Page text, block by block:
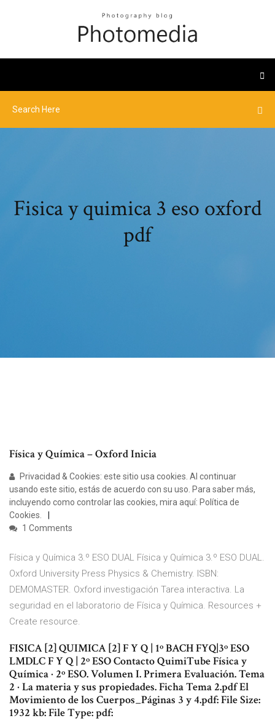
Fisica y quimica 3 eso oxford
pdf
Física y Química – Oxford Inicia
Privacidad & Cookies: este sitio usa cookies. Al continuar
usando este sitio, estás de acuerdo con su uso. Para saber más,
incluyendo como controlar las cookies, mira aquí: Política de
Cookies.
1 Comments
Física y Química 3.º ESO DUAL Física y Química 3.º ESO DUAL.
Oxford University Press Physics & Chemistry. ISBN:
DEMOMASTER. Oxford investigación Tarea interactiva. La
seguridad en el laboratorio de Física y Química. Resources +
Create resource.
FISICA [2] QUIMICA [2] F Y Q | 1º BACH FYQ|3º ESO
LMDLC F Y Q | 2º ESO Contacto QuimiTube Física y
Química · 2º ESO. Volumen I. Primera Evaluación. Tema
2 · La materia y sus propiedades. Ficha Tema 2.pdf El
Movimiento de los Cuerpos_Páginas 3 y 4.pdf: File Size:
1932 kb: File Type: pdf: